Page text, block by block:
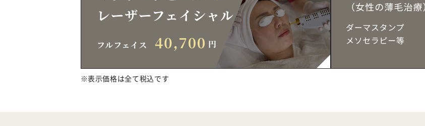
表示価格は全て税込です